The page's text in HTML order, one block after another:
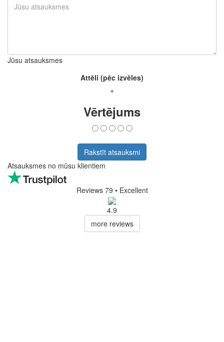
Jūsu atsauksmes
Attēli (pēc izvēles)
+
Vērtējums
Rakstīt atsauksmi
Atsauksmes no mūsu klientiem
Reviews 79 • Excellent
4.9
more reviews